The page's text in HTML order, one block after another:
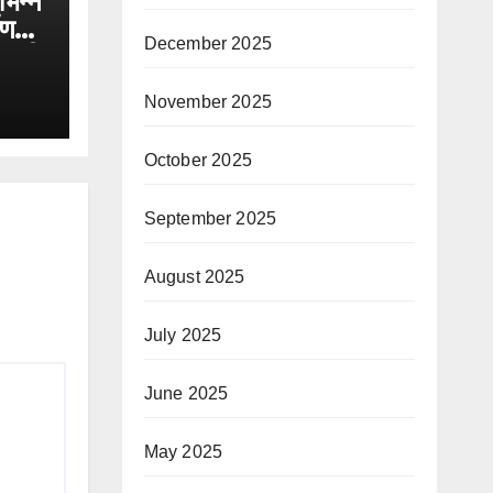
December 2025
November 2025
October 2025
September 2025
August 2025
July 2025
June 2025
May 2025